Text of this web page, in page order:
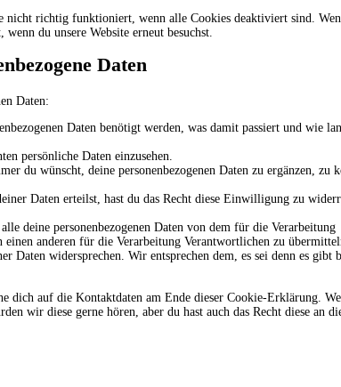
nicht richtig funktioniert, wenn alle Cookies deaktiviert sind.
du unsere Website erneut besuchst.
Daten
Daten:
Daten benötigt werden, was damit passiert und wie
persönliche Daten einzusehen.
du wünscht, deine personenbezogenen Daten zu ergänzen, zu
Daten erteilst, hast du das Recht diese Einwilligung zu
deine personenbezogenen Daten von dem für die Verarbeitung
anderen für die Verarbeitung Verantwortlichen zu
Daten widersprechen. Wir entsprechen dem, es sei denn es gibt
dich auf die Kontaktdaten am Ende dieser Cookie-Erklärung.
wir diese gerne hören, aber du hast auch das Recht diese an